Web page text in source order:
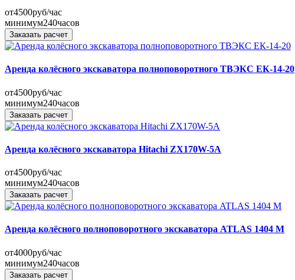
от4500руб/час
минимум240часов
Заказать расчет
Аренда колёсного экскаватора полноповоротного ТВЭКС ЕК-14-20
от4500руб/час
минимум240часов
Заказать расчет
Аренда колёсного экскаватора Hitachi ZX170W-5A
от4500руб/час
минимум240часов
Заказать расчет
Аренда колёсного полноповоротного экскаватора ATLAS 1404 M
от4000руб/час
минимум240часов
Заказать расчет